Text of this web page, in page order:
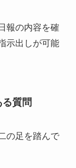
報の内容を確
示出しが可能
質問
の足を踏んで